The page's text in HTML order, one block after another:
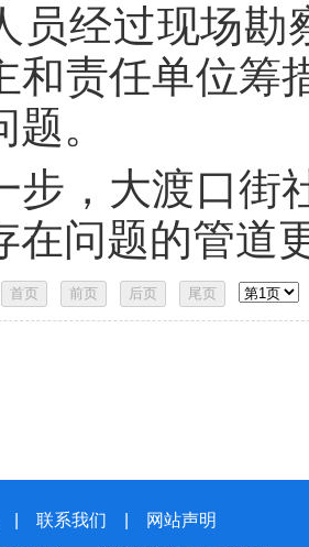
员经过现场
和责任单位筹
。
大渡口街社
在问题的管道
联系我们
网站声明